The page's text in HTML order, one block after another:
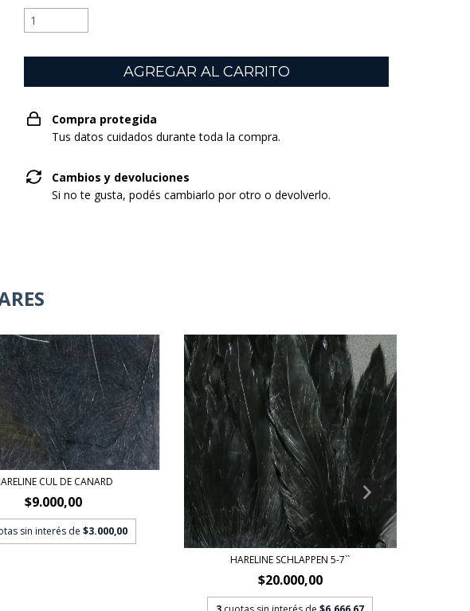
Compra protegida
Tus datos cuidados durante toda la compra.
Cambios y devoluciones
Si no te gusta, podés cambiarlo por otro o devolverlo.
CUL DE CANARD
$9.000,00
sin interés de $3.000,00
HARELINE SCHLAPPEN 5-7``
$20.000,00